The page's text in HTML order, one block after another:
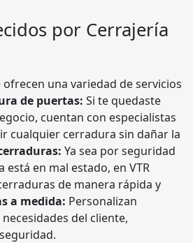
por Cerrajería
ofrecen una variedad de servicios
de puertas: Si te quedaste
cuentan con especialistas
cualquier cerradura sin dañar la
Ya sea por seguridad
en mal estado, en VTR
de manera rápida y
a medida: Personalizan
del cliente,